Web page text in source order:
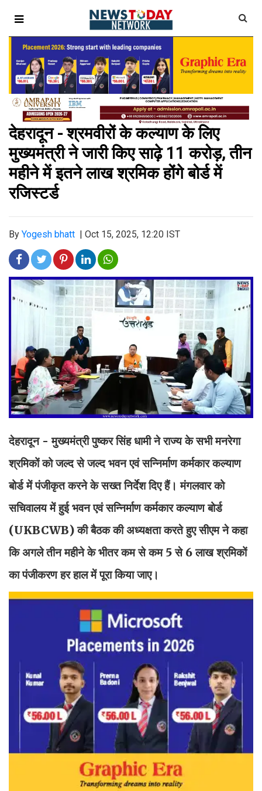
देहरादून - श्रमवीरों के कल्याण के लिए
मुख्यमंत्री ने जारी किए साढ़े ₹11 करोड़, तीन
महीने में इतने लाख श्रमिक होंगे बोर्ड में
रजिस्टर्ड
By Yogesh bhatt Oct 15, 2025, 12:20 IST
देहरादून - मुख्यमंत्री पुष्कर सिंह धामी ने राज्य के सभी मनरेगा
श्रमिकों को जल्द से जल्द भवन एवं सन्निर्माण कर्मकार कल्याण
बोर्ड में पंजीकृत करने के सख्त निर्देश दिए हैं। मंगलवार को
सचिवालय में हुई भवन एवं सन्निर्माण कर्मकार कल्याण बोर्ड
(UKBCWB) की बैठक की अध्यक्षता करते हुए सीएम ने कहा
कि अगले तीन महीने के भीतर कम से कम 5 से 6 लाख श्रमिकों
का पंजीकरण हर हाल में पूरा किया जाए।